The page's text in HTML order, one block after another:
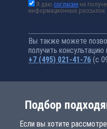
Я даюсогласие на
информационных рассылок
Вы также можете
получить
+7 (495) 021-41-76 (с
Подбор
Если вы хотите